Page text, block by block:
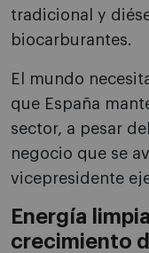
tradicional y
biocarburantes.
El mundo
que España
sector, a pesar
negocio que se
vicepresidente
Energía
crecimiento